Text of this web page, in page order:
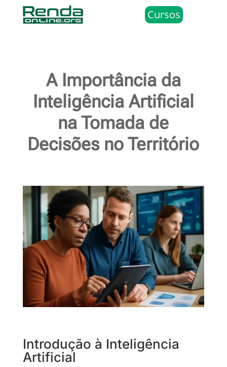
Cursos
A Importância da
Inteligência Artificial
na Tomada de
Decisões no Território
Introdução à Inteligência
Artificial